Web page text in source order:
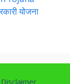
योजना
Disclaimer